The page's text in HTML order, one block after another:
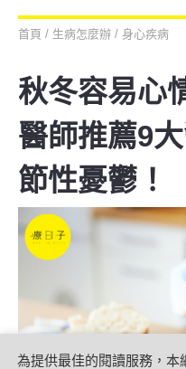
首頁 / 生病怎麼辦 / 身心疾病
秋冬容易心
醫師推薦9
節性憂鬱！
為提供最佳的閱讀服務，本